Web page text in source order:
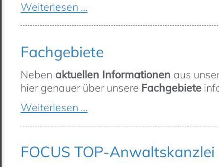
Weiterlesen …
Fachgebiete
Neben aktuellen Informationen aus
hier genauer über unsere Fachgebiete
Weiterlesen …
FOCUS TOP-Anwaltskanzlei